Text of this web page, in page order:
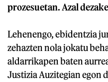
prozesuetan. Azal
Lehenengo, ebidentzia
zehazten nola jokatu
aldarrikapen baten
Justizia Auzitegian egon